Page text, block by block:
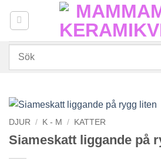
DJUR / K - M / KATTER
Siameskatt liggande på